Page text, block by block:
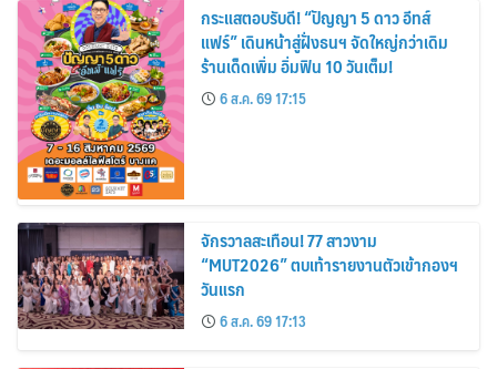
กระแสตอบรับดี! “ปัญญา 5 ดาว อีทส์
แฟร์” เดินหน้าสู่ฝั่งธนฯ จัดใหญ่กว่าเดิม
ร้านเด็ดเพิ่ม อิ่มฟิน 10 วันเต็ม!
6 ส.ค. 69 17:15
จักรวาลสะเทือน! 77 สาวงาม
“MUT2026” ตบเท้ารายงานตัวเข้ากองฯ
วันแรก
6 ส.ค. 69 17:13